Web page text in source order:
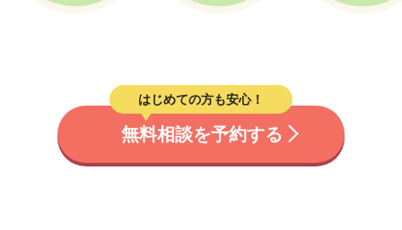
はじめての方も安心！
無料相談を予約する